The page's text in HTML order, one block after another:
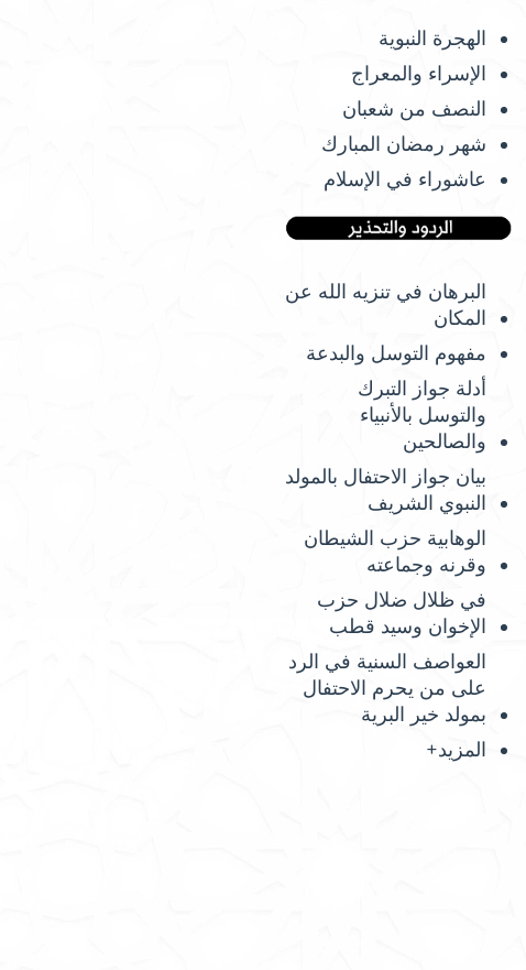
الهجرة النبوية
الإسراء والمعراج
النصف من شعبان
شهر رمضان المبارك
عاشوراء في الإسلام
البرهان في تنزيه الله عن
المكان
مفهوم التوسل والبدعة
أدلة جواز التبرك
والتوسل بالأنبياء
والصالحين
بيان جواز الاحتفال بالمولد
النبوي الشريف
الوهابية حزب الشيطان
وقرنه وجماعته
في ظلال ضلال حزب
الإخوان وسيد قطب
العواصف السنية في الرد
على من يحرم الاحتفال
بمولد خير البرية
المزيد+